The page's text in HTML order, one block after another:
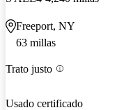
Freeport, NY
63 millas
Trato justo
Usado certificado